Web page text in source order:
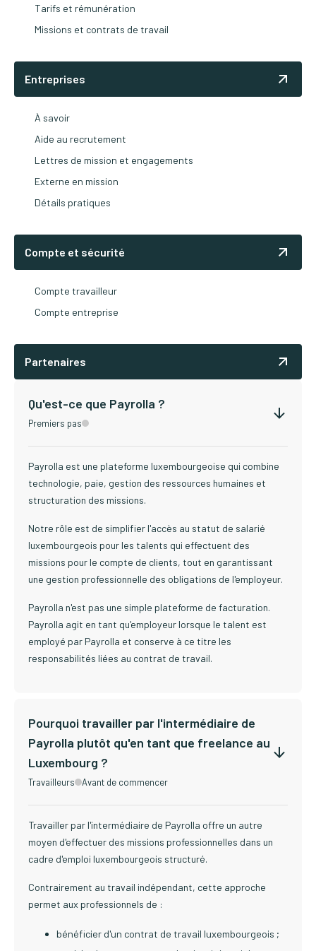
Tarifs et rémunération
Missions et contrats de travail
Entreprises
À savoir
Aide au recrutement
Lettres de mission et engagements
Externe en mission
Détails pratiques
Compte et sécurité
Compte travailleur
Compte entreprise
Partenaires
Qu'est-ce que Payrolla ?
Premiers pas
Payrolla est une plateforme luxembourgeoise qui combine
technologie, paie, gestion des ressources humaines et
structuration des missions.
Notre rôle est de simplifier l'accès au statut de salarié
luxembourgeois pour les talents qui effectuent des
missions pour le compte de clients, tout en garantissant
une gestion professionnelle des obligations de l'employeur.
Payrolla n'est pas une simple plateforme de facturation.
Payrolla agit en tant qu'employeur lorsque le talent est
employé par Payrolla et conserve à ce titre les
responsabilités liées au contrat de travail.
Pourquoi travailler par l'intermédiaire de
Payrolla plutôt qu'en tant que freelance au
Luxembourg ?
Travailleurs Avant de commencer
Travailler par l'intermédiaire de Payrolla offre un autre
moyen d'effectuer des missions professionnelles dans un
cadre d'emploi luxembourgeois structuré.
Contrairement au travail indépendant, cette approche
permet aux professionnels de :
bénéficier d'un contrat de travail luxembourgeois ;